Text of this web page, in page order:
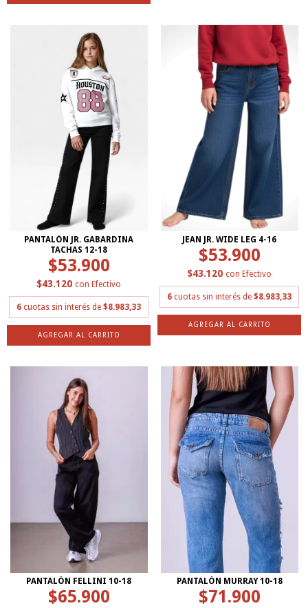
PANTALÓN JR. GABARDINA
TACHAS 12-18
$53.900
$43.120 con Efectivo
6 cuotas sin interés de $8.983,33
AGREGAR AL CARRITO
JEAN JR. WIDE LEG 4-16
$53.900
$43.120 con Efectivo
6 cuotas sin interés de $8.983,33
AGREGAR AL CARRITO
PANTALÓN FELLINI 10-18
$65.900
PANTALÓN MURRAY 10-18
$71.900